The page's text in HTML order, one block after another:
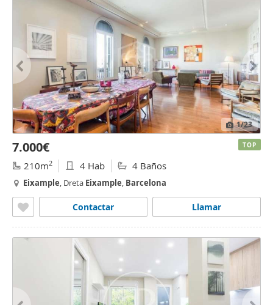
1/23
7.000€
210m2 4 Hab 4 Baños
Eixample, Dreta Eixample, Barcelona
Llamar
Contactar
TOP